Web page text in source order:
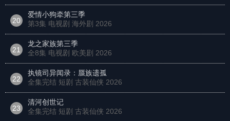
20
爱情小狗牵第三季
第3集 电视剧 海外剧 2026
21
龙之家族第三季
全8集 电视剧 欧美剧 2026
22
执镜司异闻录：蜃族遗孤
全集完结 短剧 古装仙侠 2026
23
清河创世记
全集完结 短剧 古装仙侠 2026